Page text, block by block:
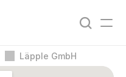
Läpple GmbH